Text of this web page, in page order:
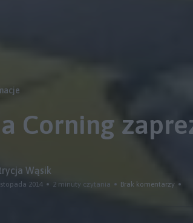
Corning
Wąsik
2014 2 minuty czytania Brak komentarzy